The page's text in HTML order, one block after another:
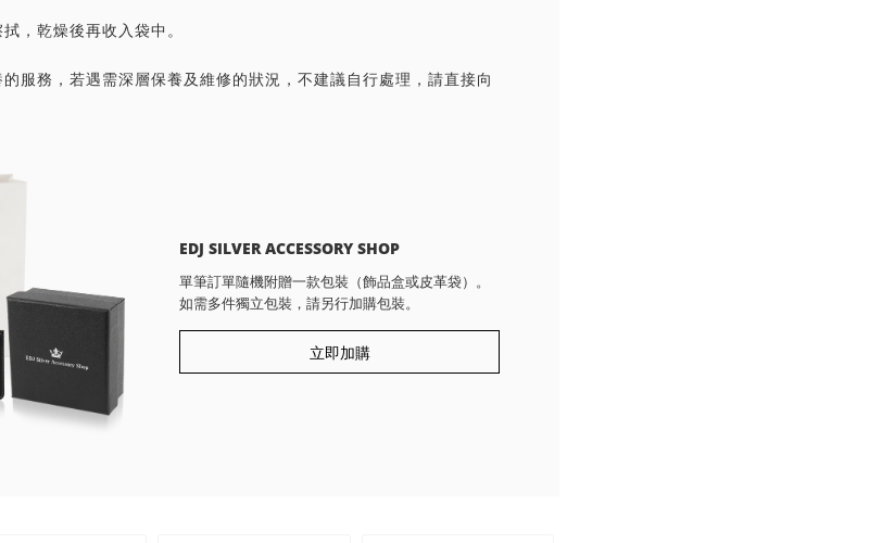
，乾燥後再收入袋中。
服務，若遇需深層保養及維修的狀況，不建議自行處理，請直接向
EDJ SILVER ACCESSORY SHOP
單筆訂單隨機附贈一款包裝（飾品盒或皮革袋）。
如需多件獨立包裝，請另行加購包裝。
立即加購